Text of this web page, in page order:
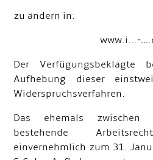
zu ändern in:
www.i...-...
Der Verfügungsbeklagte
Aufhebung dieser
Widerspruchsverfahren.
Das ehemals zwischen
bestehende
einvernehmlich zum 31.